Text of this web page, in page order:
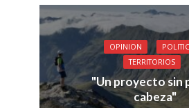
OPINION
TERRITORIOS
"Un proyecto sin
cabeza"